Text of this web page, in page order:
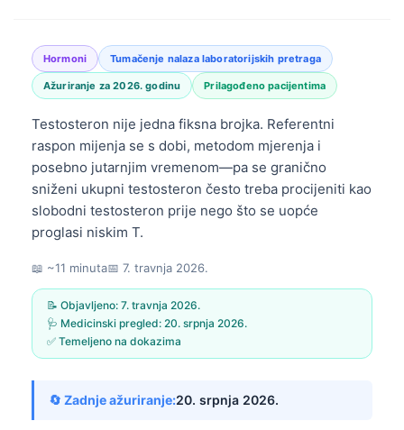
Hormoni Tumačenje nalaza laboratorijskih pretraga
Ažuriranje za 2026. godinu Prilagođeno pacijentima
Testosteron nije jedna fiksna brojka. Referentni
raspon mijenja se s dobi, metodom mjerenja i
posebno jutarnjim vremenom—pa se granično
sniženi ukupni testosteron često treba procijeniti kao
slobodni testosteron prije nego što se uopće
proglasi niskim T.
📖 ~11 minuta📅 7. travnja 2026.
📝 Objavljeno: 7. travnja 2026.
🩺 Medicinski pregled: 20. srpnja 2026.
✅ Temeljeno na dokazima
🔄 Zadnje ažuriranje:20. srpnja 2026.